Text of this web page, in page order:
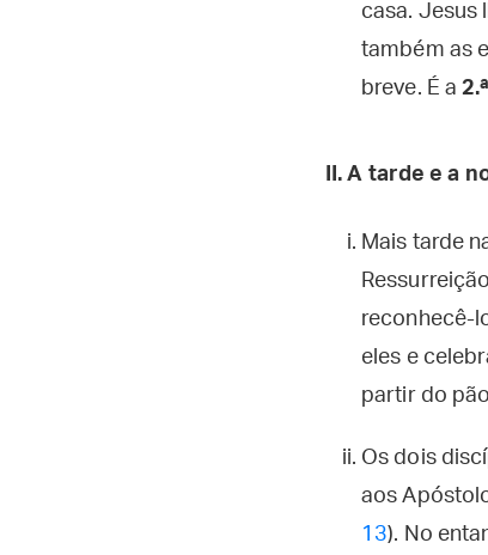
casa. Jesus
também as
breve. É a
II.A tarde e a
Mais tarde
reconhecê-
eles e
partir do
Os dois
aos
13). No